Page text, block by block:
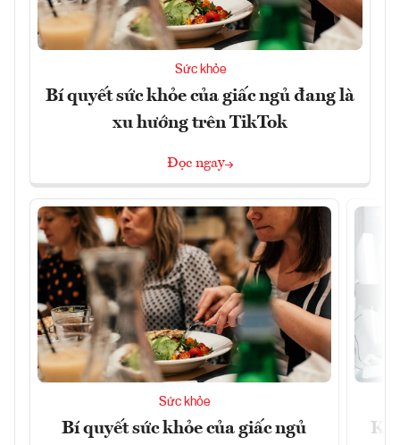
Sức khỏe
Bí quyết sức khỏe của giấc ngủ đang là
xu hướng trên TikTok
Đọc ngay
Sức khỏe
Bí quyết sức khỏe của giấc ngủ